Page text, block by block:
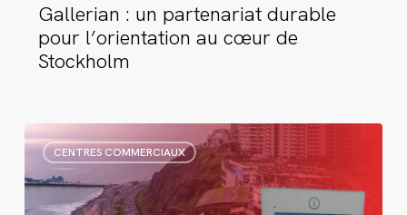
Stockholm
Gallerian : un partenariat durable
pour l’orientation au cœur de
Stockholm
CENTRES COMMERCIAUX
L’expérience
shopping